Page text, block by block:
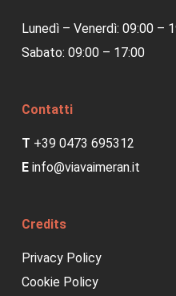
Lunedì – Venerdì: 09:00 –
Sabato: 09:00 – 17:00
Contatti
T +39 0473 695312
E info@viavaimeran.it
Credits
Privacy Policy
Cookie Policy